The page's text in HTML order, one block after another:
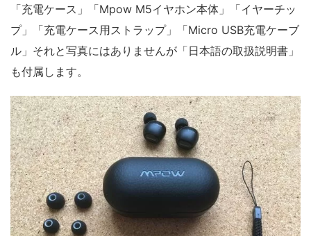
「充電ケース」「Mpow M5イヤホン本体」「イヤーチッ
プ」「充電ケース用ストラップ」「Micro USB充電ケーブ
ル」それと写真にはありませんが「日本語の取扱説明書」
も付属します。